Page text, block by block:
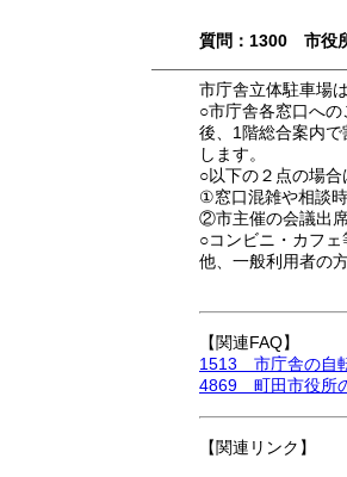
質問：1300 市役
市庁舎立体駐車場
○市庁舎各窓口へ
後、1階総合案内
します。
○以下の２点の場
①窓口混雑や相談
②市主催の会議出
○コンビニ・カフ
他、一般利用者の
【関連FAQ】
1513 市庁舎の自
4869 町田市役所
【関連リンク】